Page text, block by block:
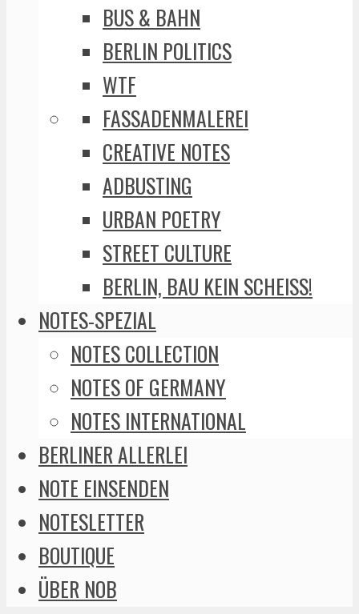
BUS & BAHN
BERLIN POLITICS
WTF
FASSADENMALEREI
CREATIVE NOTES
ADBUSTING
URBAN POETRY
STREET CULTURE
BERLIN, BAU KEIN SCHEISS!
NOTES-SPEZIAL
NOTES COLLECTION
NOTES OF GERMANY
NOTES INTERNATIONAL
BERLINER ALLERLEI
NOTE EINSENDEN
NOTESLETTER
BOUTIQUE
ÜBER NOB